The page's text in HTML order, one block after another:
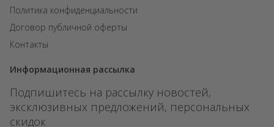
Политика конфиденциальности
Договор публичной оферты
Контакты
Информационная рассылка
Подпишитесь на рассылку новостей,
эксклюзивных предложений, персональных
скидок